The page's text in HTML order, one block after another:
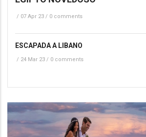
/ 07 Apr 23 / 0 comments
ESCAPADA A LIBANO
/ 24 Mar 23 / 0 comments